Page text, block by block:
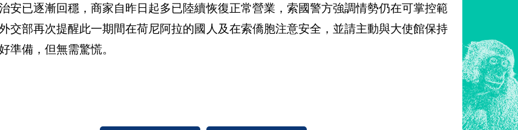
安已逐漸回穩，商家自昨日起多已陸續恢復正常營業，索國警方強調情勢仍在可掌控範
交部再次提醒此一期間在荷尼阿拉的國人及在索僑胞注意安全，並請主動與大使館保持
準備，但無需驚慌。